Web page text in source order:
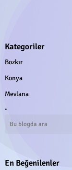
Kategoriler
Bozkır
Konya
Mevlana
.
En Beğenilenler